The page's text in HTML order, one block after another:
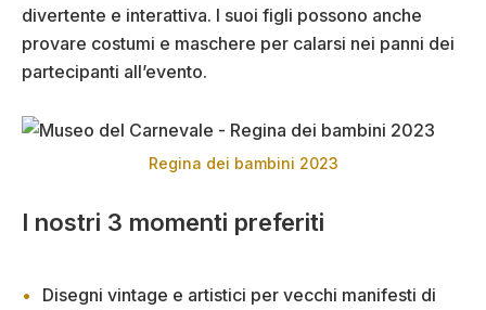
divertente e interattiva. I suoi figli possono anche
provare costumi e maschere per calarsi nei panni dei
partecipanti all’evento.
Regina dei bambini 2023
I nostri 3 momenti preferiti
Disegni vintage e artistici per vecchi manifesti di